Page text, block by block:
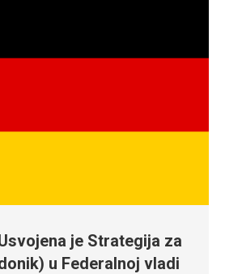
je Strategija za
u Federalnoj vladi